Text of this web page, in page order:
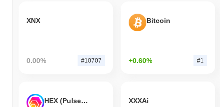
XNX
0.00% #10707
Bitcoin
+0.60% #1
HEX (Pulsechain) XXXAi